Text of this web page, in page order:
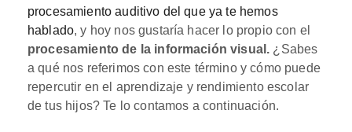
procesamiento auditivo del que ya te hemos
hablado, y hoy nos gustaría hacer lo propio con el
procesamiento de la información visual. ¿Sabes
a qué nos referimos con este término y cómo puede
repercutir en el aprendizaje y rendimiento escolar
de tus hijos? Te lo contamos a continuación.